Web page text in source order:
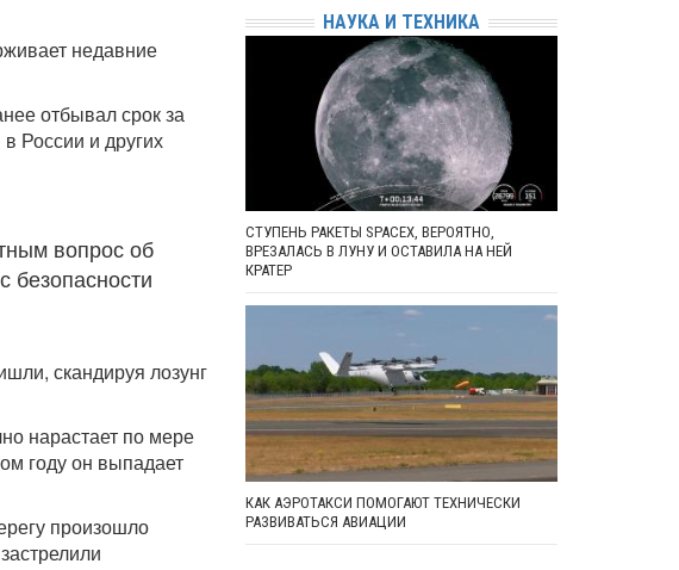
недавние
отбывал срок за
России и других
вопрос об
безопасности
скандируя лозунг
нарастает по мере
году он выпадает
произошло
НАУКА И ТЕХНИКА
СТУПЕНЬ РАКЕТЫ SPACEX, ВЕРОЯТНО,
ВРЕЗАЛАСЬ В ЛУНУ И ОСТАВИЛА НА НЕЙ
КРАТЕР
КАК АЭРОТАКСИ ПОМОГАЮТ ТЕХНИЧЕСКИ
РАЗВИВАТЬСЯ АВИАЦИИ